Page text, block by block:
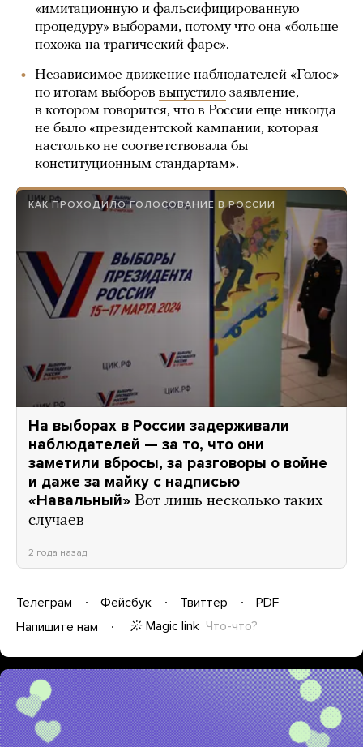
«имитационную и фальсифицированную
процедуру» выборами, потому что она «больше
похожа на трагический фарс».
Независимое движение наблюдателей «Голос»
по итогам выборов выпустило заявление,
в котором говорится, что в России еще никогда
не было «президентской кампании, которая
настолько не соответствовала бы
конституционным стандартам».
КАК ПРОХОДИЛО ГОЛОСОВАНИЕ В РОССИИ
На выборах в России задерживали
наблюдателей — за то, что они
заметили вбросы, за разговоры о войне
и даже за майку с надписью
«Навальный» Вот лишь несколько таких
случаев
2 года назад
Телеграм Фейсбук Твиттер
PDF
Напишите нам
Magic link Что-что?